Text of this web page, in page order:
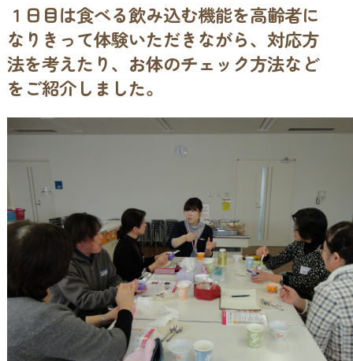
１日目は食べる飲み込む機能を高齢者に
なりきって体験いただきながら、対応方
法を考えたり、お体のチェック方法など
をご紹介しました。